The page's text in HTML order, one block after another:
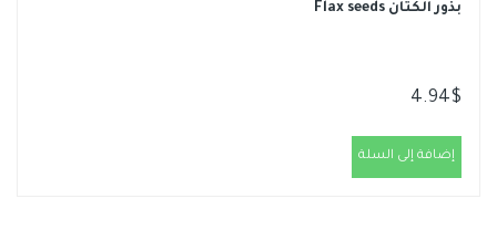
بذور الكتان Flax seeds
4.94$
إضافة إلى السلة